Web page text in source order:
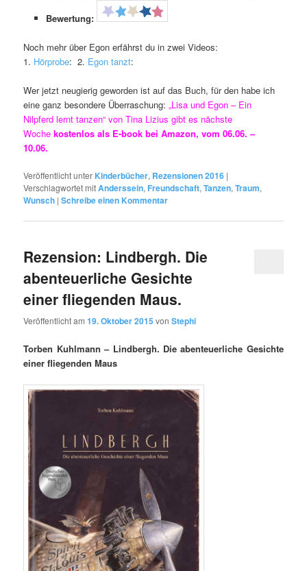
Bewertung:
Noch mehr über Egon erfährst du in zwei Videos:
1. Hörprobe: 2. Egon tanzt:
Wer jetzt neugierig geworden ist auf das Buch, für den habe ich
eine ganz besondere Überraschung:„Lisa und Egon – Ein
Nilpferd lernt tanzen“ von Tina Lizius gibt es nächste
Woche kostenlos als E-book bei Amazon, vom 06.06. –
10.06.
Veröffentlicht unter Kinderbücher, Rezensionen 2016 |
Verschlagwortet mitAnderssein, Freundschaft,Tanzen,Traum,
Wunsch |Schreibe einen Kommentar
Rezension: Lindbergh. Die
abenteuerliche Gesichte
einer fliegenden Maus.
Veröffentlicht am19. Oktober 2015 vonStephi
Torben Kuhlmann – Lindbergh. Die abenteuerliche Gesichte
einer fliegenden Maus